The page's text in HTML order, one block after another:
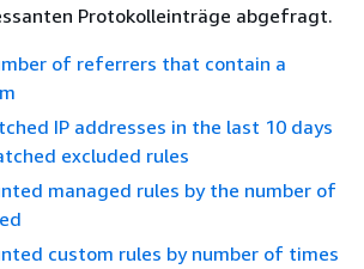
Protokolleinträge abgefragt.
of referrers that contain a
IP addresses in the last 10 days
excluded rules
managed rules by the number of
custom rules by number of times